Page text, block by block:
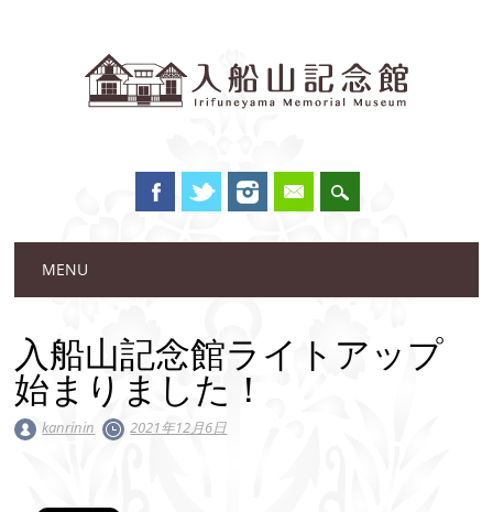
Main menu
MENU
入船山記念館ライトアップ
始まりました！
kanrinin 2021年12月6日